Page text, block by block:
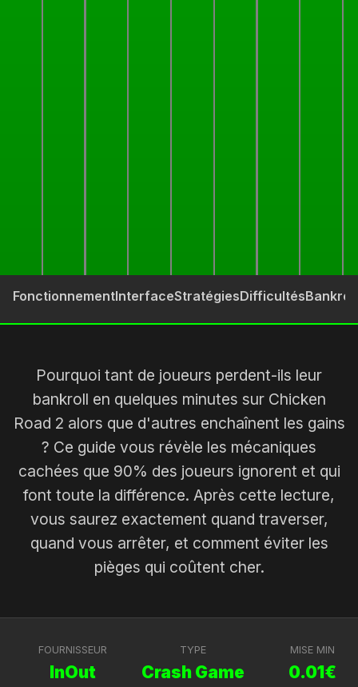
FonctionnementInterfaceStratégiesDifficultésBankroll
Pourquoi tant de joueurs perdent-ils leur
bankroll en quelques minutes sur Chicken
Road 2 alors que d'autres enchaînent les gains
? Ce guide vous révèle les mécaniques
cachées que 90% des joueurs ignorent et qui
font toute la différence. Après cette lecture,
vous saurez exactement quand traverser,
quand vous arrêter, et comment éviter les
pièges qui coûtent cher.
FOURNISSEUR
InOut
TYPE
Crash Game
MISE MIN
0.01€